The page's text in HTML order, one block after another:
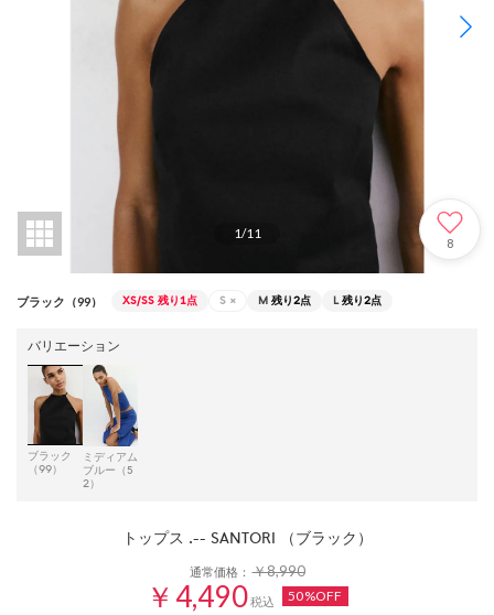
1/11
8
ブラック（99） XS/SS 残り1点 S × M 残り2点 L 残り2点
バリエーション
ブラック
（99）
ミディアム
ブルー（5
2）
トップス .-- SANTORI （ブラック）
通常価格：￥8,990
￥4,490税込 50%OFF